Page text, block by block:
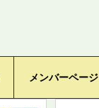
メンバーページ